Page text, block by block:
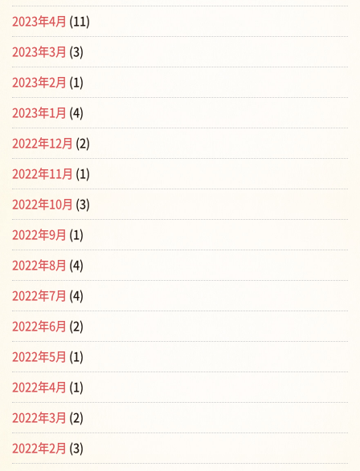
2023年4月 (11)
2023年3月 (3)
2023年2月 (1)
2023年1月 (4)
2022年12月 (2)
2022年11月 (1)
2022年10月 (3)
2022年9月 (1)
2022年8月 (4)
2022年7月 (4)
2022年6月 (2)
2022年5月 (1)
2022年4月 (1)
2022年3月 (2)
2022年2月 (3)